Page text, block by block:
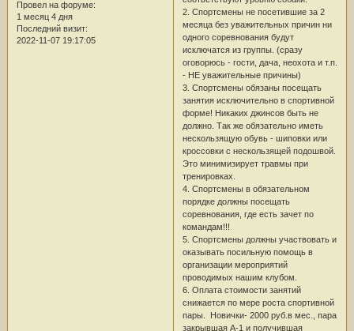
Провел на форуме:
1 месяц 4 дня
Последний визит:
2022-11-07 19:17:05
2. Спортсмены не посетившие за 2
месяца без уважительных причин ни
одного соревнования будут
исключатся из группы. (сразу
оговорюсь - гости, дача, неохота и т.п.
- НЕ уважительные причины)
3. Спортсмены обязаны посещать
занятия исключительно в спортивной
форме! Никаких джинсов быть не
должно. Так же обязательно иметь
нескользящую обувь - шиповки или
кроссовки с нескользящей подошвой.
Это минимизирует травмы при
тренировках.
4. Спортсмены в обязательном
порядке должны посещать
соревнования, где есть зачет по
командам!!!
5. Спортсмены должны участвовать и
оказывать посильную помощь в
организации мероприятий
проводимых нашим клубом.
6. Оплата стоимости занятий
снижается по мере роста спортивной
пары. Новички- 2000 руб.в мес., пара
закрывшая А-1 и получившая